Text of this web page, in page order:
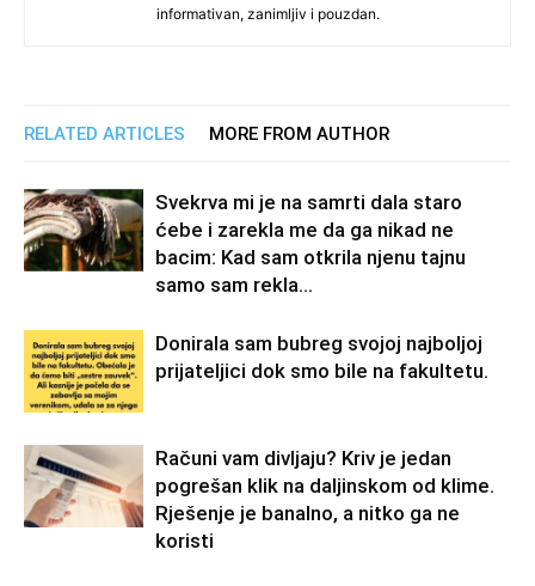
informativan, zanimljiv i pouzdan.
RELATED ARTICLES MORE FROM AUTHOR
Svekrva mi je na samrti dala staro
ćebe i zarekla me da ga nikad ne
bacim: Kad sam otkrila njenu tajnu
samo sam rekla...
Donirala sam bubreg svojoj najboljoj
prijateljici dok smo bile na fakultetu.
Računi vam divljaju? Kriv je jedan
pogrešan klik na daljinskom od klime.
Rješenje je banalno, a nitko ga ne
koristi